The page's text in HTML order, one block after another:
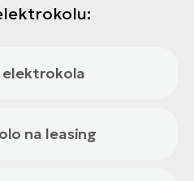
elektrokola
na leasing